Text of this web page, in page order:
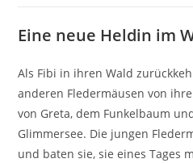
Eine neue Heldin im
Als Fibi in ihren Wald
anderen Fledermäusen von
von Greta, dem Funkelbaum
Glimmersee. Die jungen
und baten sie, sie eines Tages